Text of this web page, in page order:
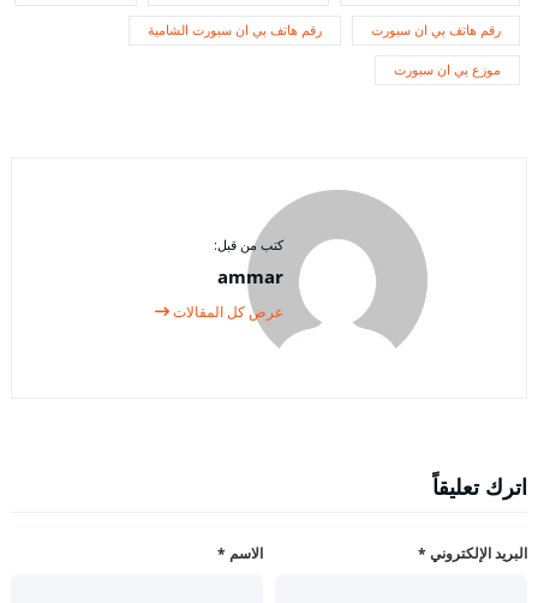
رقم هاتف بي ان سبورت رقم هاتف بي ان سبورت الشامية
موزع بي ان سبورت
كتب من قبل:
ammar
عرض كل المقالات
اترك تعليقاً
الاسم * البريد الإلكتروني *